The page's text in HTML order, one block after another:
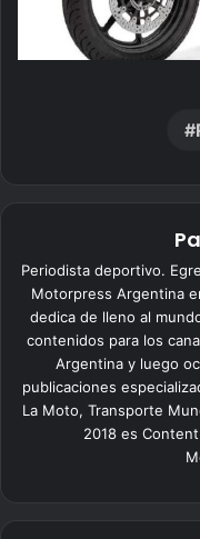
Periodista deportivo.
Motorpress Argentina
dedica de lleno al
contenidos para los
Argentina y luego
publicaciones
La Moto, Transporte
2018 es